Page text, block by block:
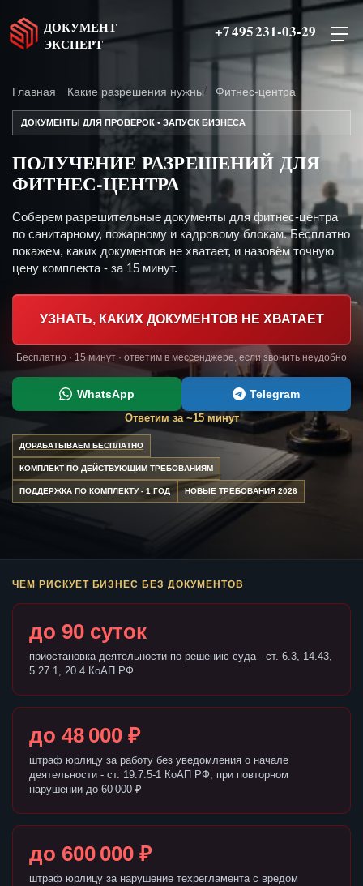
ДОКУМЕНТ
ЭКСПЕРТ
+7 495 231-03-29
Главная Какие разрешения нужны Фитнес-центра
ДОКУМЕНТЫ ДЛЯ ПРОВЕРОК • ЗАПУСК БИЗНЕСА
ПОЛУЧЕНИЕ РАЗРЕШЕНИЙ ДЛЯ
ФИТНЕС-ЦЕНТРА
Соберем разрешительные документы для фитнес-центра
по санитарному, пожарному и кадровому блокам. Бесплатно
покажем, каких документов не хватает, и назовём точную
цену комплекта - за 15 минут.
УЗНАТЬ, КАКИХ ДОКУМЕНТОВ НЕ ХВАТАЕТ
Бесплатно · 15 минут · ответим в мессенджере, если звонить неудобно
WhatsApp Telegram
Ответим за ~15 минут
ДОРАБАТЫВАЕМ БЕСПЛАТНО
КОМПЛЕКТ ПО ДЕЙСТВУЮЩИМ ТРЕБОВАНИЯМ
ПОДДЕРЖКА ПО КОМПЛЕКТУ - 1 ГОД НОВЫЕ ТРЕБОВАНИЯ 2026
ЧЕМ РИСКУЕТ БИЗНЕС БЕЗ ДОКУМЕНТОВ
до 90 суток
приостановка деятельности по решению суда - ст. 6.3, 14.43,
5.27.1, 20.4 КоАП РФ
до 48 000 ₽
штраф юрлицу за работу без уведомления о начале
деятельности - ст. 19.7.5-1 КоАП РФ, при повторном
нарушении до 60 000 ₽
до 600 000 ₽
штраф юрлицу за нарушение техрегламента с вредом